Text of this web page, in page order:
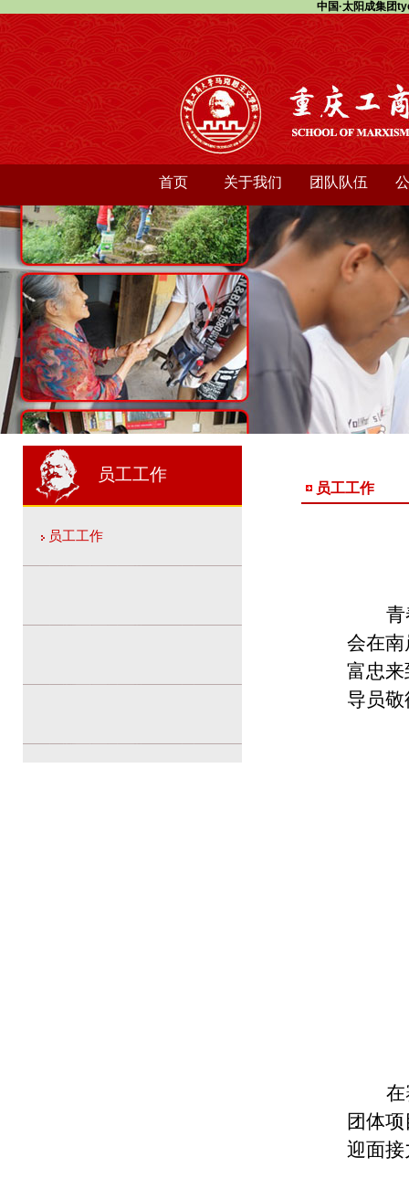
中国·太阳成集团
首页 关于我们 团队队伍
1 2 2
员工工作
员工工作
员工工作
会在
富忠
导员
团体
迎面